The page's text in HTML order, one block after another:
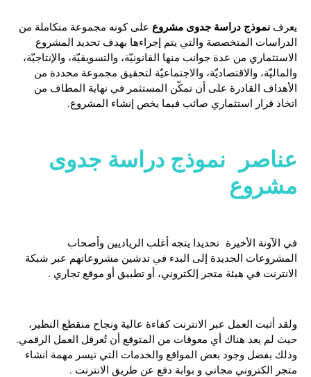
يعرف نموذج دراسة جدوى مشروع على كونه مجموعة متكاملة من
الدراسات المتخصصة والتي يتم إجراءها بهدف تحديد المشروع
الاستثماري من عدة جوانب منها القانونيّة، والتسويقيّة، والإنتاجيّة،
والماليّة، والاقتصاديّة، والاجتماعيّة لتحقيق مجموعة محددة من
الأهداف القادرة على أن تمكّن المستثمر في نهاية المطاف من
اتخاذ قرار استثماري صائب فيما يخص إنشاء المشروع.
عناصر نموذج دراسة جدوى
مشروع
في الآونة الأخيرة تحديدا يتجه أغلب الرياديين وأصحاب
المشروعات الجديدة إلى البدء في تدشين مشروعاتهم عبر شبكة
الانترنت في هيئة متجر إلكتروني، أو تطبيق أو موقع تجاري .
ولقد أثبت العمل عبر الانترنت كفاءة عالية ونجاح منقطع النظير،
حيث لم يعد هناك أي معوقات من المتوقع أن تُعرقل العمل الرقمي.
وذلك بفضل وجود بعض المواقع والخدمات التي تيسر مهمة انشاء
متجر الكتروني مجاني و بوابة دفع عن طريق الانترنت .